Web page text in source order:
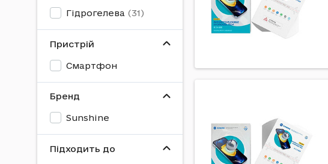
Гідрогелева
Пристрій
Смартфон
Бренд
Sunshine
Підходить до